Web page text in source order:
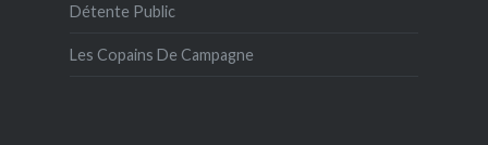
Détente Public
Les Copains De Campagne